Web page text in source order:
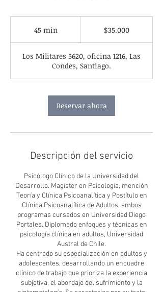
45 min4
m
i
n
$35.000
Los Militares 5620, oficina 1216, Las
Condes, Santiago.
Reservar ahora
Descripción del servicio
Psicólogo Clínico de la Universidad del
Desarrollo. Magíster en Psicología, mención
Teoría y Clínica Psicoanalítica y Postítulo en
Clínica Psicoanalítica de Adultos, ambos
programas cursados en Universidad Diego
Portales. Diplomado enfoques y técnicas en
psicología clínica en adultos, Universidad
Austral de Chile.
Ha centrado su especialización en adultos y
adolescentes, desarrollando un encuadre
clínico de trabajo que prioriza la experiencia
subjetiva, el abordaje del sufrimiento y la